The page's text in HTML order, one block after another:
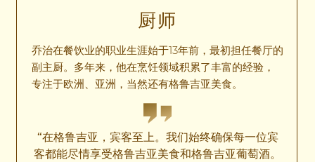
厨师
乔治在餐饮业的职业生涯始于13年前，最初担任餐厅的
副主厨。多年来，他在烹饪领域积累了丰富的经验，
专注于欧洲、亚洲，当然还有格鲁吉亚美食。
“在格鲁吉亚，宾客至上。我们始终确保每一位宾
客都能尽情享受格鲁吉亚美食和格鲁吉亚葡萄酒。